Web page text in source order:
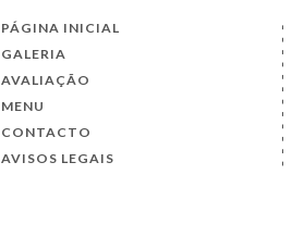
PÁGINA INICIAL
GALERIA
AVALIAÇÃO
MENU
CONTACTO
AVISOS LEGAIS